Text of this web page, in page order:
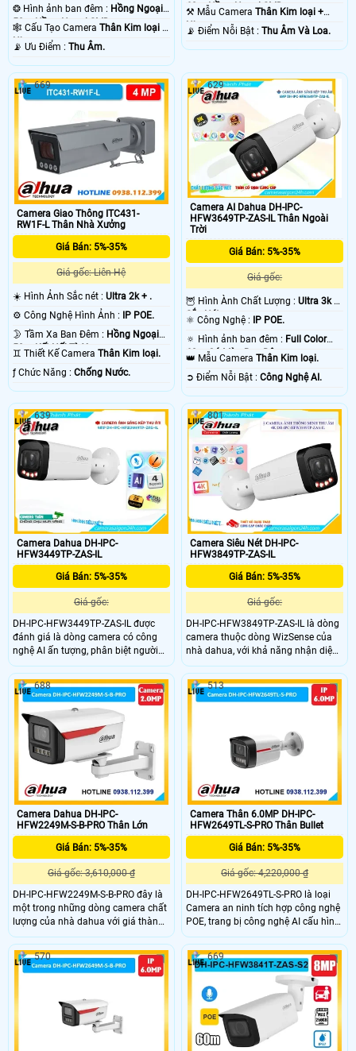
❂ Hình ảnh ban đêm : Hồng Ngoại
50m Hồng Ngoại SMD.
🕸️ Cấu Tạo Camera Thân Kim loại +
Nhựa.
️📡 Ưu Điểm : Thu Âm.
60m Hồng Ngoại SMD.
⚒ Mẫu CameraThân Kim loại +
Nhựa.
️📡 Điểm Nỗi Bật :Thu Âm Và Loa.
Camera Giao Thông ITC431-
RW1F-L Thân Nhà Xưởng
Giá Bán: 5%-35%
Giá gốc: Liên Hệ
☀️ Hình Ảnh Sắc nét : Ultra 2k + .
⚙ Công Nghệ Hình Ảnh :
IP POE.
🌛 Tầm Xa Ban Đêm : Hồng Ngoại
50m Kết Nối Từ Xa.
♊ Thiết Kế Camera Thân Kim loại.
️ƒ Chức Năng : Chống Nước.
669
Camera AI Dahua DH-IPC-
HFW3649TP-ZAS-IL Thân Ngoài
Trời
Giá Bán: 5%-35%
Giá gốc:
🦉 Hình Ành Chất Lượng :Ultra 3k +
Sắc Nét .
⚛️ Công Nghệ :
IP POE.
🔅 Hình ảnh ban đêm : Full Color
60m Có Màu Ban Ðêm.
👑 Mẫu CameraThân Kim loại.
️➲ Điểm Nỗi Bật :Công Nghệ AI.
629
Camera Dahua DH-IPC-
HFW3449TP-ZAS-IL
Giá Bán: 5%-35%
Giá gốc:
DH-IPC-HFW3449TP-ZAS-IL được
đánh giá là dòng camera có công
nghệ AI ấn tượng, phân biệt người
và xe và các tính năng ấn tượng
khác, ống kính có độ phân giải
4.0MP hình ảnh sắc nét, chuẩn
chống nước IP 67, chống và đạp IK
10, khe thẻ nhớ 512GB, chuẩn nén
H.265+
639
Camera Siêu Nét DH-IPC-
HFW3849TP-ZAS-IL
Giá Bán: 5%-35%
Giá gốc:
DH-IPC-HFW3849TP-ZAS-IL là dòng
camera thuộc dòng WizSense của
nhà dahua, với khả năng nhận diện
AI tốt, SMD 4.0, nhận diện người và
xe, phát hiện khuôn mặt, ống kinh
có thẻ zoom thay đổi tiêu cự, nhìn
có màu ban đêm khoảng cách 60m,
801
Camera Dahua DH-IPC-
HFW2249M-S-B-PRO Thân Lớn
Giá Bán: 5%-35%
Giá gốc: 3,610,000 ₫
DH-IPC-HFW2249M-S-B-PRO đây là
một trong những dòng camera chất
lượng của nhà dahua với giá thành
rẻ kèm theo đấy là chất lượng cao,
mang lại khả năng phân biệt người
và xem tích hợp micro giúp thu
được âm thanh cùng với hình ảnh
688
Camera Thân 6.0MP DH-IPC-
HFW2649TL-S-PRO Thân Bullet
Giá Bán: 5%-35%
Giá gốc: 4,220,000 ₫
DH-IPC-HFW2649TL-S-PRO là loại
Camera an ninh tích hợp công nghệ
POE, trang bị công nghệ AI cấu hình
chống báo động giả bằng thuật
toán deep learning. Với trang bị
Chống Ngược Sáng DWDR, H.265+
và công nghệ ánh sáng kép thông
minh, camera cung cấp hình ảnh rõ
nét hơn, tải hình ảnh nhanh hơn và
chất lượng tốt mọi lúc.
513
570 669